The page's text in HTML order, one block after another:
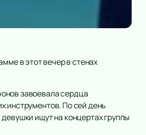
в этот вечер в стенах
завоевала сердца
инструментов. По сей день
ищут на концертах группы